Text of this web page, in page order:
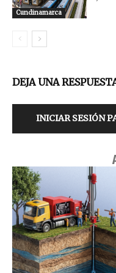
Cundinamarca
DEJA UNA
INICIAR SESIÓN